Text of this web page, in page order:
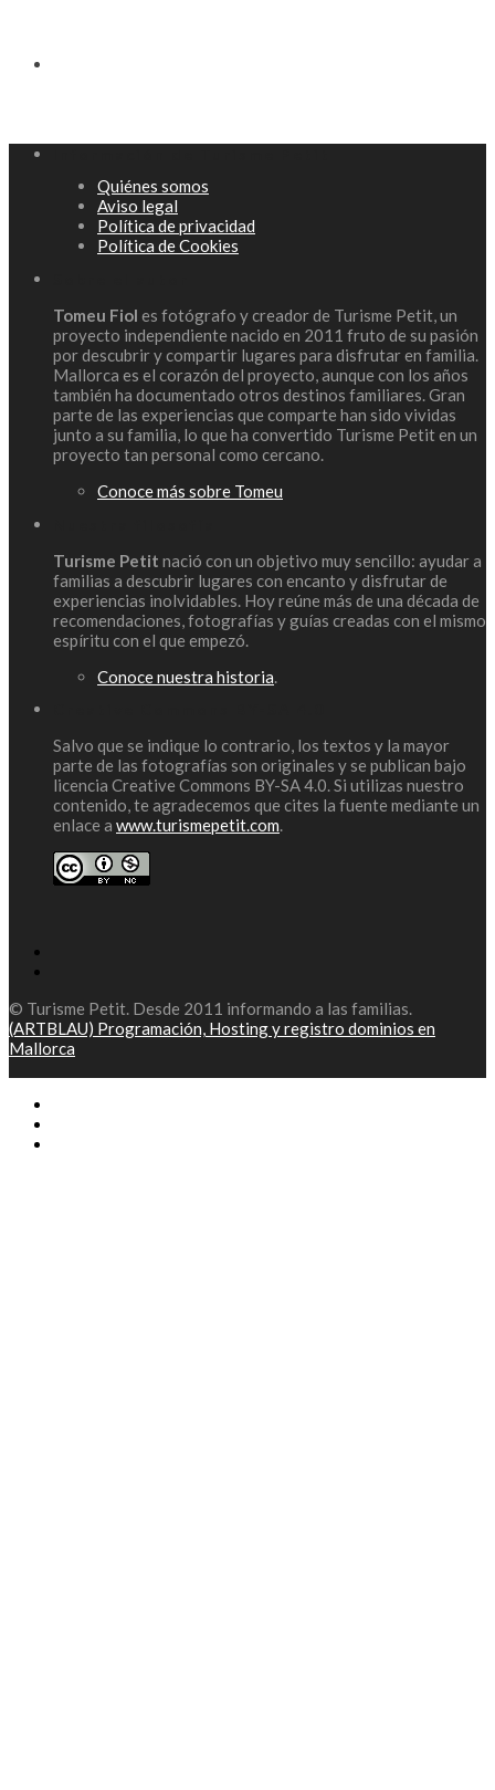
Quiénes somos
Aviso legal
Política de privacidad
Política de Cookies
Tomeu Fiol es fotógrafo y creador de Turisme Petit, un
proyecto independiente nacido en 2011 fruto de su pasión
por descubrir y compartir lugares para disfrutar en familia.
Mallorca es el corazón del proyecto, aunque con los años
también ha documentado otros destinos familiares. Gran
parte de las experiencias que comparte han sido vividas
junto a su familia, lo que ha convertido Turisme Petit en un
proyecto tan personal como cercano.
Conoce más sobre Tomeu
Turisme Petit nació con un objetivo muy sencillo: ayudar a
familias a descubrir lugares con encanto y disfrutar de
experiencias inolvidables. Hoy reúne más de una década de
recomendaciones, fotografías y guías creadas con el mismo
espíritu con el que empezó.
Conoce nuestra historia.
Salvo que se indique lo contrario, los textos y la mayor
parte de las fotografías son originales y se publican bajo
licencia Creative Commons BY-SA 4.0. Si utilizas nuestro
contenido, te agradecemos que cites la fuente mediante un
enlace a www.turismepetit.com.
© Turisme Petit. Desde 2011 informando a las familias.
(ARTBLAU) Programación, Hosting y registro dominios en
Mallorca